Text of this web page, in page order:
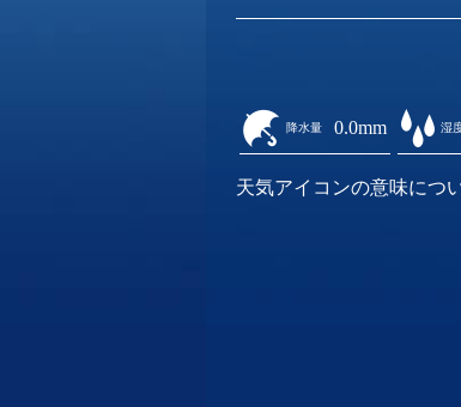
降水量 0.0mm 湿
天気アイコンの意味につ